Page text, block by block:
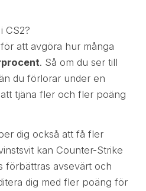
CS2?
att avgöra hur många
. Så om du ser till
du förlorar under en
tjäna fler och fler poäng
dig också att få fler
kan Counter-Strike
förbättras avsevärt och
dig med fler poäng för